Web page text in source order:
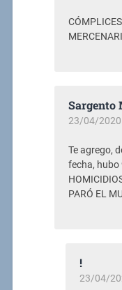
Sargento
23/04/2020
Te agrego,
fecha, hubo
PARÓ EL
!
23/04/